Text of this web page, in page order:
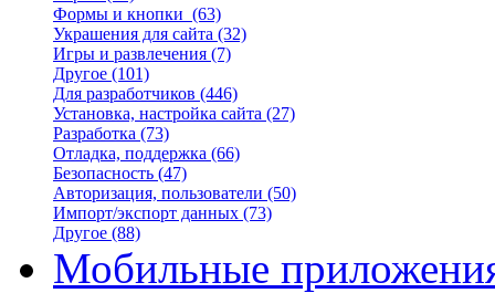
Формы и кнопки (63)
Украшения для сайта (32)
Игры и развлечения (7)
Другое (101)
Для разработчиков (446)
Установка, настройка сайта (27)
Разработка (73)
Отладка, поддержка (66)
Безопасность (47)
Авторизация, пользователи (50)
Импорт/экспорт данных (73)
Другое (88)
Мобильные